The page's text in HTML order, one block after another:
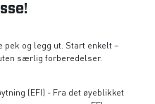
og legg ut. Start enkelt –
særlig forberedelser.
(EFI) - Fra det øyeblikket